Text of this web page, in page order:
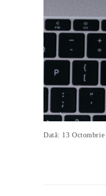
Dată: 13 Octombrie